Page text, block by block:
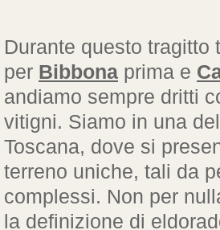
Durante questo
per Bibbona prima e
andiamo sempre dritti
vitigni. Siamo in una
Toscana, dove si
terreno uniche, tali da
complessi. Non per
la definizione di